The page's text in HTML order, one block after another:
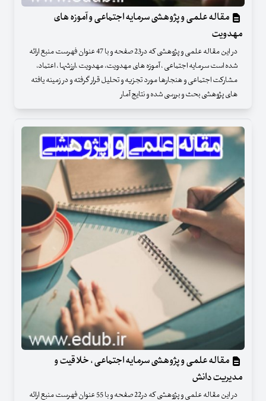
مقاله علمی و پژوهشی سرمایه اجتماعی و آموزه های
مهدویت
در این مقاله علمی و پژوهشی که در23 صفحه و با 47 عنوان فهرست منبع ارائه
شده است سرمایه اجتماعی ، آموزه های مهدویت، مهدویت ،ارزشها ، اعتماد،
مشارکت اجتماعی و هنجارها مورد تجزیه و تحلیل قرار گرفته و در زمینه یافته
های پژوهشی بحث و بررسی شده و نتایج آمار
مقاله علمی و پژوهشی سرمایه اجتماعی ، خلاقیت و
مدیریت دانش
در این مقاله علمی و پژوهشی که در22 صفحه و با 55 عنوان فهرست منبع ارائه